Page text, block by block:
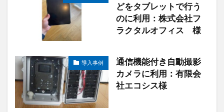
どをタブレットで行う
のに利用：株式会社フ
ラクタルオフィス 様
導入事例
通信機能付き自動撮影
カメラに利用：有限会
社エコシス様